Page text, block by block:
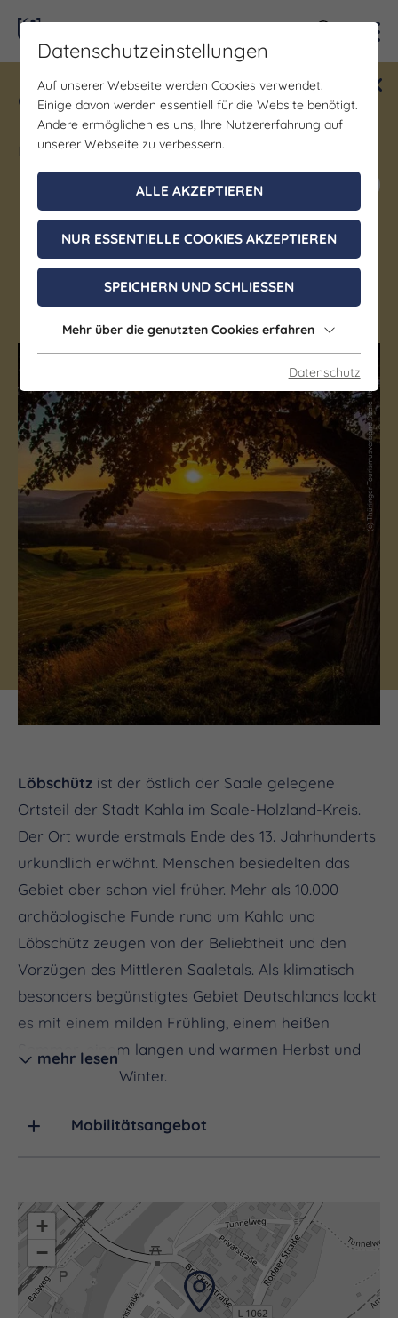
Gewinne ein Blind Date mit Saale-
Unstrut! Teilnahme vom 1.7. - 18.12.
möglich.
Jetzt mitmachen
Löbschütz
Kahla
(c) Thüringer Tourismusverband Saale-Holzland e. V.
Löbschütz ist der östlich der Saale gelegene
Ortsteil der Stadt Kahla im Saale-Holzland-Kreis.
Der Ort wurde erstmals Ende des 13. Jahrhunderts
urkundlich erwähnt. Menschen besiedelten das
Gebiet aber schon viel früher. Mehr als 10.000
archäologische Funde rund um Kahla und
Löbschütz zeugen von der Beliebtheit und den
Vorzügen des Mittleren Saaletals. Als klimatisch
besonders begünstigtes Gebiet Deutschlands lockt
es mit einem milden Frühling, einem heißen
Sommer, einem langen und warmen Herbst und
einem milden Winter.
Es ist also ideal, um viel unterwegs zu sein! Die
Tagesausflug gut machbar. Spannend und lohnend
sind die mittelalterliche
Jadganlage Rieseneck
mit unterirdischem Pirschgang und das
ungewöhnliche SchlossHerzogstuhlder Herzöge
von Sachsen/Altenburg im Wald von
mehr lesen
Mobilitätsangebot
+
−
Datenschutzeinstellungen
Auf unserer Webseite werden Cookies verwendet.
Einige davon werden essentiell für die Website benötigt.
Andere ermöglichen es uns, Ihre Nutzererfahrung auf
unserer Webseite zu verbessern.
ALLE AKZEPTIEREN
NUR ESSENTIELLE COOKIES AKZEPTIEREN
SPEICHERN UND SCHLIESSEN
Mehr über die genutzten Cookies erfahren
Datenschutz